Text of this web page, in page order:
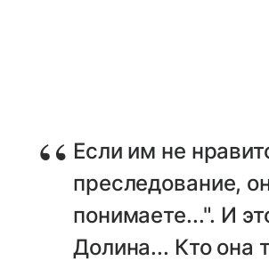
Если им не
преследование,
понимаете...". И
Долина... Кто она